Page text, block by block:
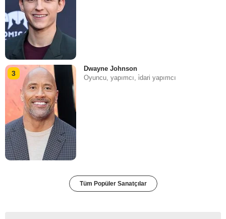
3
Dwayne Johnson
Oyuncu, yapımcı, i̇dari yapımcı
Tüm Popüler Sanatçılar